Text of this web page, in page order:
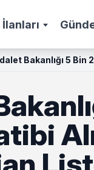
Bakanlığı 5 Bin